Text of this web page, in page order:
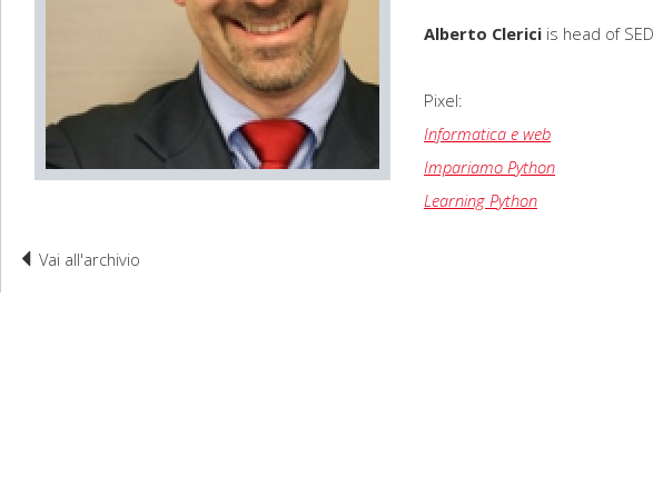
Alberto Clerici is head of
Pixel:
Informatica e web
Impariamo Python
Learning Python
Vai all'archivio